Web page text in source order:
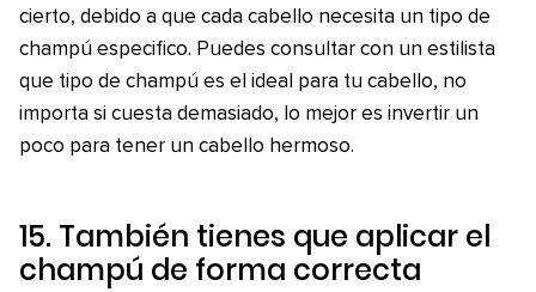
cierto, debido a que cada cabello necesita un tipo de
champú especifico. Puedes consultar con un estilista
que tipo de champú es el ideal para tu cabello, no
importa si cuesta demasiado, lo mejor es invertir un
poco para tener un cabello hermoso.
15. También tienes que aplicar el
champú de forma correcta